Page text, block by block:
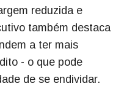
reduzida e
também destaca
a ter mais
- o que pode
de se endividar.